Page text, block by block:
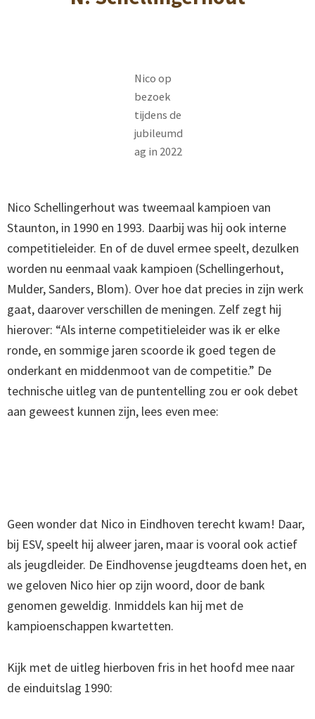
Nico op
bezoek
tijdens de
jubileumd
ag in 2022
Nico Schellingerhout was tweemaal kampioen van
Staunton, in 1990 en 1993. Daarbij was hij ook interne
competitieleider. En of de duvel ermee speelt, dezulken
worden nu eenmaal vaak kampioen (Schellingerhout,
Mulder, Sanders, Blom). Over hoe dat precies in zijn werk
gaat, daarover verschillen de meningen. Zelf zegt hij
hierover: “Als interne competitieleider was ik er elke
ronde, en sommige jaren scoorde ik goed tegen de
onderkant en middenmoot van de competitie.” De
technische uitleg van de puntentelling zou er ook debet
aan geweest kunnen zijn, lees even mee:
Geen wonder dat Nico in Eindhoven terecht kwam! Daar,
bij ESV, speelt hij alweer jaren, maar is vooral ook actief
als jeugdleider. De Eindhovense jeugdteams doen het, en
we geloven Nico hier op zijn woord, door de bank
genomen geweldig. Inmiddels kan hij met de
kampioenschappen kwartetten.
Kijk met de uitleg hierboven fris in het hoofd mee naar
de einduitslag 1990: